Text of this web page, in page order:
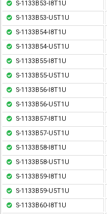
S-1133B53-I8T1U
S-1133B53-U5T1U
S-1133B54-I8T1U
S-1133B54-U5T1U
S-1133B55-I8T1U
S-1133B55-U5T1U
S-1133B56-I8T1U
S-1133B56-U5T1U
S-1133B57-I8T1U
S-1133B57-U5T1U
S-1133B58-I8T1U
S-1133B58-U5T1U
S-1133B59-I8T1U
S-1133B59-U5T1U
S-1133B60-I8T1U